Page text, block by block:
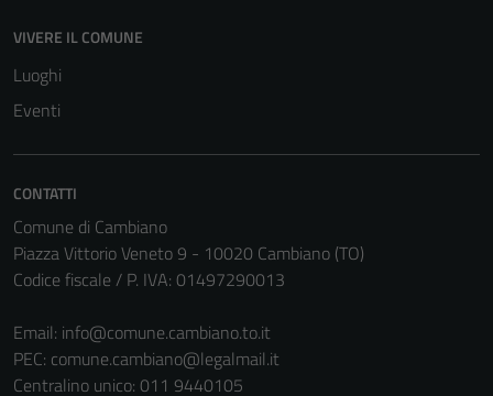
VIVERE IL COMUNE
Luoghi
Eventi
CONTATTI
Comune di Cambiano
Piazza Vittorio Veneto 9 - 10020 Cambiano (TO)
Codice fiscale / P. IVA: 01497290013
Email: info@comune.cambiano.to.it
PEC: comune.cambiano@legalmail.it
Centralino unico: 011 9440105